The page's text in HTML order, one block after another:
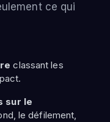
ce qui
classant les
sur le
le défilement,